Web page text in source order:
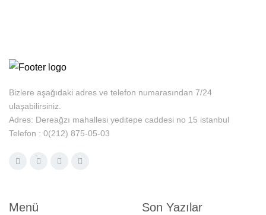
Bizlere aşağıdaki adres ve telefon numarasından 7/24
ulaşabilirsiniz.
Adres: Dereağzı mahallesi yeditepe caddesi no 15 istanbul
Telefon : 0(212) 875-05-03
Menü Son Yazılar